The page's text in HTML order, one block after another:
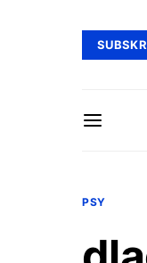
PSY